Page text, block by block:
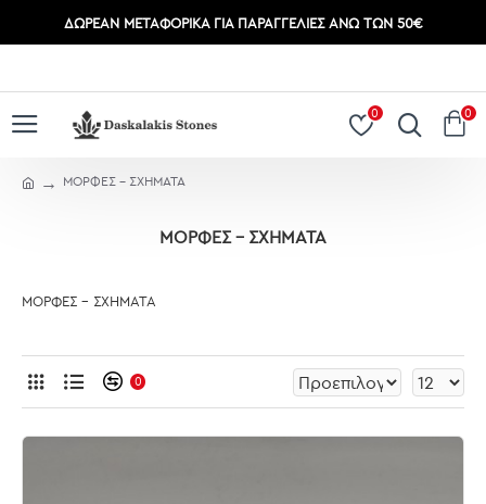
ΔΩΡΕΆΝ ΜΕΤΑΦΟΡΙΚΆ ΓΙΑ ΠΑΡΑΓΓΕΛΊΕΣ ΆΝΩ ΤΩΝ 50€
0 0
ΜΟΡΦΕΣ - ΣΧΗΜΑΤΑ
ΜΟΡΦΕΣ - ΣΧΗΜΑΤΑ
ΜΟΡΦΕΣ - ΣΧΗΜΑΤΑ
0